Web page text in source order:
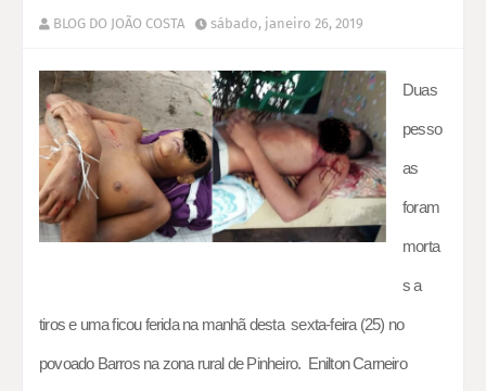
BLOG DO JOÃO COSTA sábado, janeiro 26, 2019
Duas
pesso
as
foram
morta
s a
tiros e uma ficou ferida na manhã desta sexta-feira (25) no
povoado Barros na zona rural de Pinheiro. Enilton Carneiro